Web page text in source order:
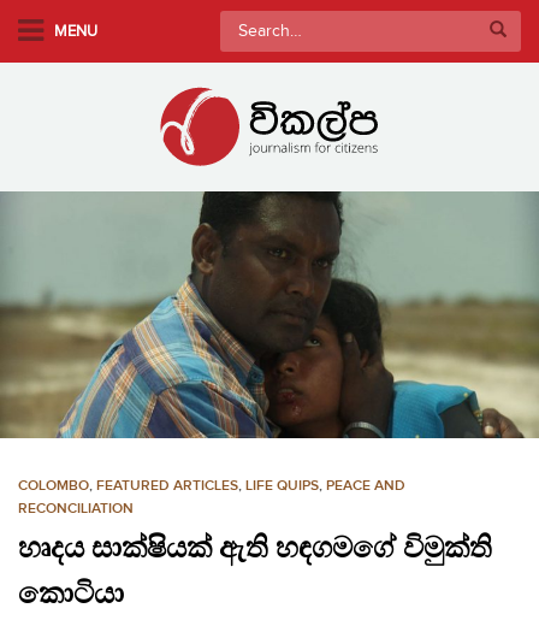
m
c
e
MENU
Search
for:
COLOMBO, FEATURED ARTICLES, LIFE QUIPS, PEACE AND
RECONCILIATION
හෘදය සාක්ෂියක් ඇති හඳගමගේ විමුක්ති
කොටියා